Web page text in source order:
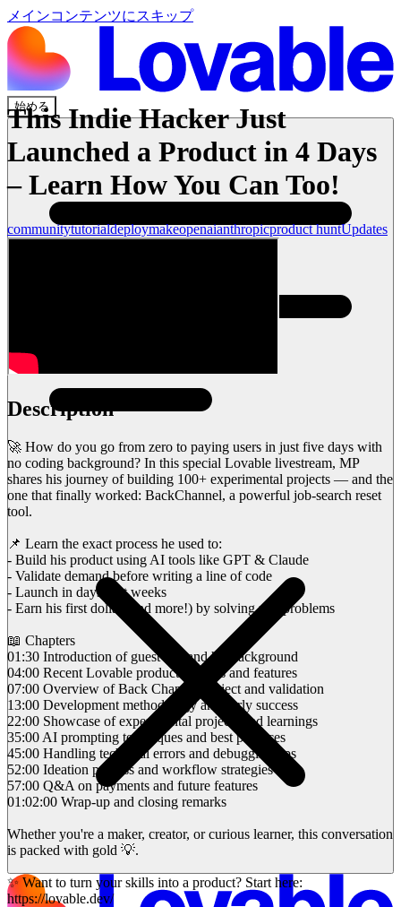
メインコンテンツにスキップ
始める
This Indie Hacker Just
Launched a Product in 4 Days
– Learn How You Can Too!
communitytutorialdeploymakeopenaianthropicproduct huntUpdates
Description
🚀 How do you go from zero to paying users in just five days with
no coding background? In this special Lovable livestream, MP
shares his journey of building 100+ experimental projects — and the
one that finally worked: BackChannel, a powerful job-search reset
tool.
📌 Learn the exact process he used to:
- Build his product using AI tools like GPT & Claude
- Validate demand before writing a line of code
- Launch in days, not weeks
- Earn his first dollar (and more!) by solving real problems
📖 Chapters
01:30 Introduction of guest MP and his background
04:00 Recent Lovable product updates and features
07:00 Overview of Back Channel project and validation
13:00 Development methodology and early success
22:00 Showcase of experimental projects and learnings
35:00 AI prompting techniques and best practices
45:00 Handling technical errors and debugging tips
52:00 Ideation process and workflow strategies
57:00 Q&A on payments and future features
01:02:00 Wrap-up and closing remarks
Whether you're a maker, creator, or curious learner, this conversation
is packed with gold 💡.
✨ Want to turn your skills into a product? Start here:
https://lovable.dev/